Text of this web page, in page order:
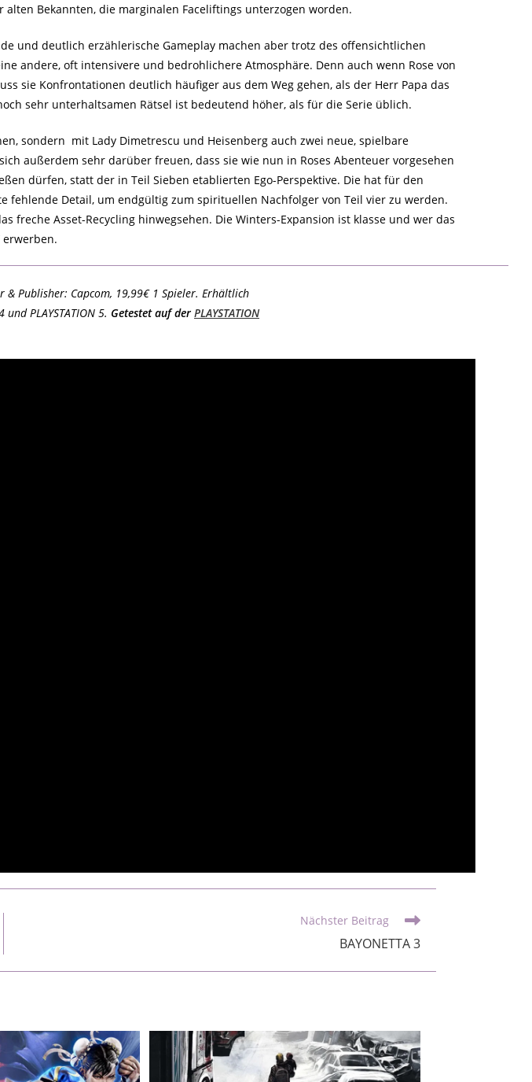
Bekannten, die marginalen Faceliftings unterzogen worden.
und deutlich erzählerische Gameplay machen aber trotz des offensichtlichen
andere, oft intensivere und bedrohlichere Atmosphäre. Denn auch wenn Rose von
sie Konfrontationen deutlich häufiger aus dem Weg gehen, als der Herr Papa das
sehr unterhaltsamen Rätsel ist bedeutend höher, als für die Serie üblich.
sondern mit Lady Dimetrescu und Heisenberg auch zwei neue, spielbare
außerdem sehr darüber freuen, dass sie wie nun in Roses Abenteuer vorgesehen
dürfen, statt der in Teil Sieben etablierten Ego-Perspektive. Die hat für den
Detail, um endgültig zum spirituellen Nachfolger von Teil vier zu werden.
freche Asset-Recycling hinwegsehen. Die Winters-Expansion ist klasse und wer das
erwerben.
& Publisher: Capcom, 19,99€ 1 Spieler. Erhältlich
und PLAYSTATION 5. Getestet auf der PLAYSTATION
Nächster Beitrag
BAYONETTA 3